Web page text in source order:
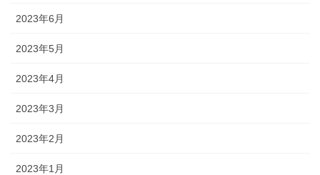
2023年6月
2023年5月
2023年4月
2023年3月
2023年2月
2023年1月